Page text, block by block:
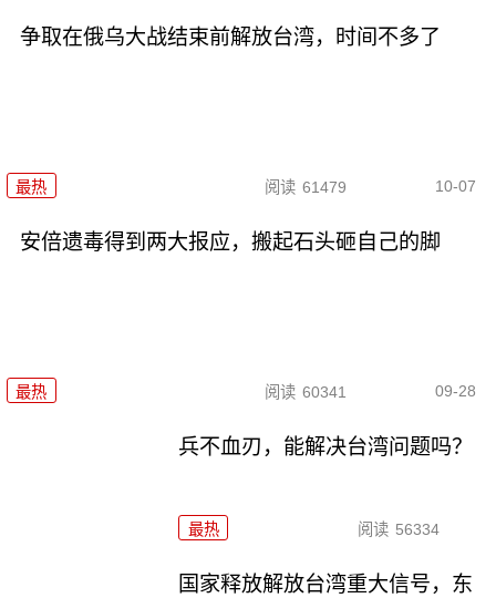
争取在俄乌大战结束前解放台湾，时间不多了
最热 阅读 61479 10-07
安倍遗毒得到两大报应，搬起石头砸自己的脚
最热 阅读 60341 09-28
兵不血刃，能解决台湾问题吗？
最热 阅读 56334
国家释放解放台湾重大信号，东